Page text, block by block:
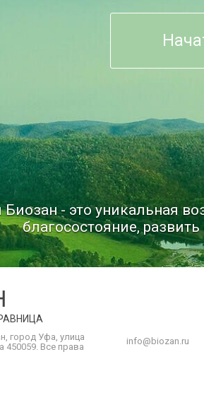
- это уникальная
благосостояние,
, город Уфа, улица
450059. Все права
info@biozan.ru